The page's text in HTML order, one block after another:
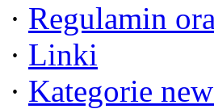
· Regulamin
· Linki
· Kategorie